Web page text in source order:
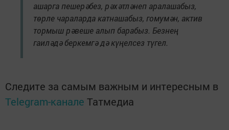
ашарга пешерәбез, рәхәтләнеп аралашабыз,
төрле чараларда катнашабыз, гомумән, актив
тормыш рәвеше алып барабыз. Безнең
гаиләдә беркемгә дә күңелсез түгел.
Следите за самым важным и интересным в
Telegram-канале Татмедиа